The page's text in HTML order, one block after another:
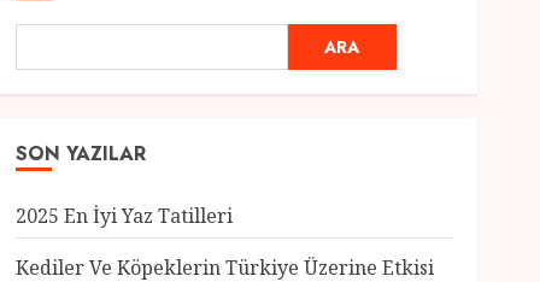
ARA
SON YAZILAR
2025 En İyi Yaz Tatilleri
Kediler Ve Köpeklerin Türkiye Üzerine Etkisi